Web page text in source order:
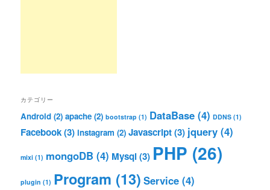
カテゴリー
Android (2) apache (2) bootstrap (1) DataBase (4) DDNS (1)
Facebook(3) instagram (2) Javascript(3) jquery (4)
mixi (1) mongoDB (4) Mysql(3) PHP (26)
plugin (1) Program (13) Service (4)